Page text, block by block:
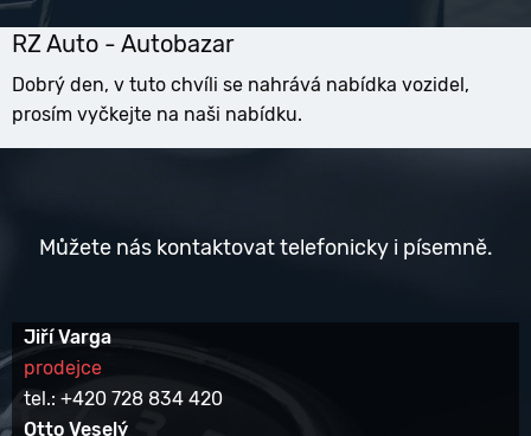
RZ Auto - Autobazar
Dobrý den, v tuto chvíli se nahrává nabídka vozidel,
prosím vyčkejte na naši nabídku.
Můžete nás kontaktovat telefonicky i písemně.
Jiří Varga
prodejce
tel.: +420 728 834 420
Otto Veselý